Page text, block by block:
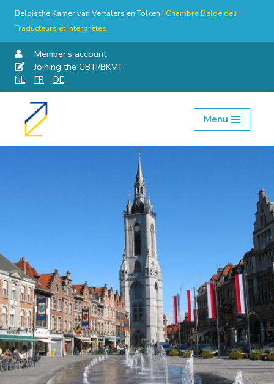
Belgische Kamer van Vertalers en Tolken | Chambre Belge des
Traducteurs et Interprètes
Member’s account
Joining the CBTI/BKVT
NL
FR DE
Skip
Menu